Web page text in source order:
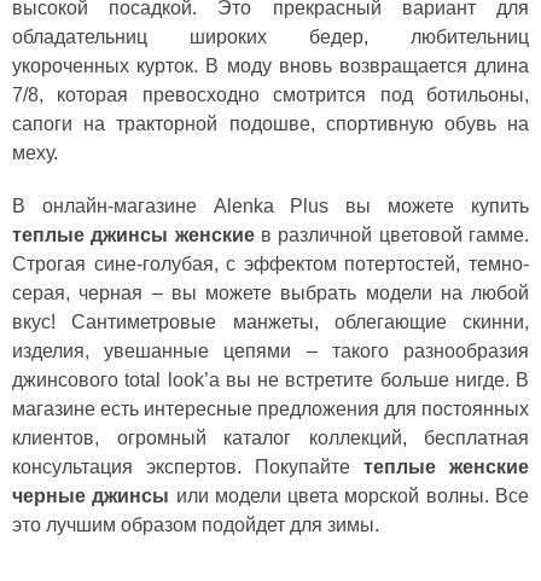
высокой посадкой. Это прекрасный вариант для
обладательниц широких бедер, любительниц
укороченных курток. В моду вновь возвращается длина
7/8, которая превосходно смотрится под ботильоны,
сапоги на тракторной подошве, спортивную обувь на
меху.
В онлайн-магазине Alenka Plus вы можете купить
теплые джинсы женские в различной цветовой гамме.
Строгая сине-голубая, с эффектом потертостей, темно-
серая, черная – вы можете выбрать модели на любой
вкус! Сантиметровые манжеты, облегающие скинни,
изделия, увешанные цепями – такого разнообразия
джинсового total look’а вы не встретите больше нигде. В
магазине есть интересные предложения для постоянных
клиентов, огромный каталог коллекций, бесплатная
консультация экспертов. Покупайте теплые женские
черные джинсы или модели цвета морской волны. Все
это лучшим образом подойдет для зимы.